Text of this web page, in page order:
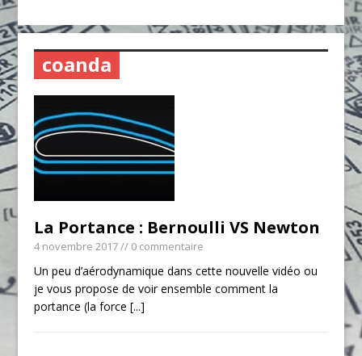
coanda
La Portance : Bernoulli VS Newton
4 novembre 2017// 0 commentaire
Un peu d’aérodynamique dans cette nouvelle vidéo ou
je vous propose de voir ensemble comment la
portance (la force[...]